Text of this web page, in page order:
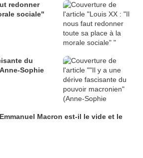
redonner
sociale"
du
Sophie
Macron est-il le vide et le